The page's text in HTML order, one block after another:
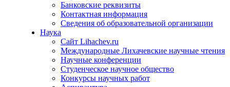
Банковские реквизиты
Контактная информация
Сведения об образовательной организации
Наука
Сайт Lihachev.ru
Международные Лихачевские научные чтения
Научные конференции
Студенческое научное общество
Конкурсы научных работ